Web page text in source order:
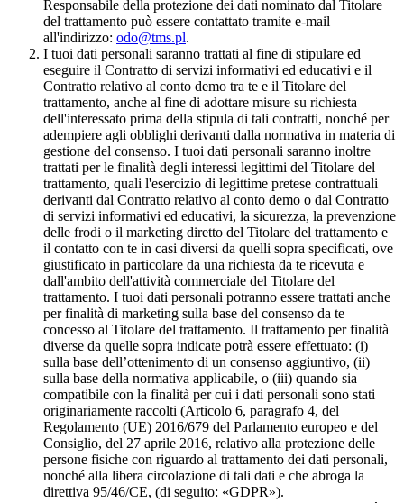
Responsabile della protezione dei dati nominato dal Titolare
del trattamento può essere contattato tramite e-mail
all'indirizzo: odo@tms.pl.
I tuoi dati personali saranno trattati al fine di stipulare ed
eseguire il Contratto di servizi informativi ed educativi e il
Contratto relativo al conto demo tra te e il Titolare del
trattamento, anche al fine di adottare misure su richiesta
dell'interessato prima della stipula di tali contratti, nonché per
adempiere agli obblighi derivanti dalla normativa in materia di
gestione del consenso. I tuoi dati personali saranno inoltre
trattati per le finalità degli interessi legittimi del Titolare del
trattamento, quali l'esercizio di legittime pretese contrattuali
derivanti dal Contratto relativo al conto demo o dal Contratto
di servizi informativi ed educativi, la sicurezza, la prevenzione
delle frodi o il marketing diretto del Titolare del trattamento e
il contatto con te in casi diversi da quelli sopra specificati, ove
giustificato in particolare da una richiesta da te ricevuta e
dall'ambito dell'attività commerciale del Titolare del
trattamento. I tuoi dati personali potranno essere trattati anche
per finalità di marketing sulla base del consenso da te
concesso al Titolare del trattamento. Il trattamento per finalità
diverse da quelle sopra indicate potrà essere effettuato: (i)
sulla base dell’ottenimento di un consenso aggiuntivo, (ii)
sulla base della normativa applicabile, o (iii) quando sia
compatibile con la finalità per cui i dati personali sono stati
originariamente raccolti (Articolo 6, paragrafo 4, del
Regolamento (UE) 2016/679 del Parlamento europeo e del
Consiglio, del 27 aprile 2016, relativo alla protezione delle
persone fisiche con riguardo al trattamento dei dati personali,
nonché alla libera circolazione di tali dati e che abroga la
direttiva 95/46/CE, (di seguito: «GDPR»).